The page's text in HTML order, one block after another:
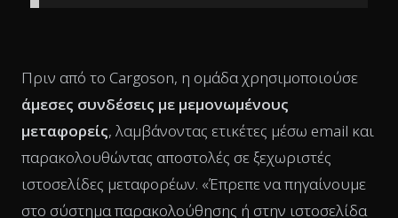
Πριν από το Cargoson, η ομάδα χρησιμοποιούσε
άμεσες συνδέσεις με μεμονωμένους
μεταφορείς, λαμβάνοντας ετικέτες μέσω email και
παρακολουθώντας αποστολές σε ξεχωριστές
ιστοσελίδες μεταφορέων. «Έπρεπε να πηγαίνουμε
στο σύστημα παρακολούθησης ή στην ιστοσελίδα